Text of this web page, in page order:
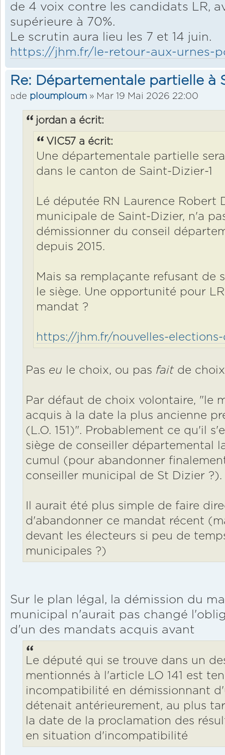
de 4 voix contre les candidats LR,
supérieure à 70%.
Le scrutin aura lieu les 7 et 14 juin.
https://jhm.fr/le-retour-aux-urnes-
Re: Départementale partielle à
de ploumploum » Mar 19 Mai 2026 22:00
jordan a écrit:
VIC57 a écrit:
Une départementale partielle
dans le canton de Saint-Dizier-1
Lé députée RN Laurence Robert
municipale de Saint-Dizier, n'a
démissionner du conseil
depuis 2015.
Mais sa remplaçante refusant de
le siège. Une opportunité pour
mandat ?
https://jhm.fr/nouvelles-
Pas eu le choix, ou pas faitde choix
Par défaut de choix volontaire, "le
acquis à la date la plus ancienne
(L.O. 151)". Probablement ce qu'il
siège de conseiller départemental
cumul (pour abandonner
conseiller municipal de St Dizier ?).
Il aurait été plus simple de faire
d'abandonner ce mandat récent
devant les électeurs si peu de
municipales ?)
Sur le plan légal, la démission du
municipal n'aurait pas changé
d'un des mandats acquis avant
Le député qui se trouve dans un
mentionnés à l'article LO 141 est
incompatibilité en démissionnant
détenait antérieurement, au plus
la date de la proclamation des
en situation d'incompatibilité